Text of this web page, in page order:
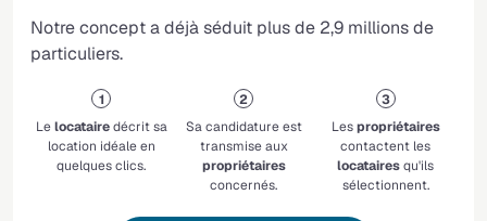
Notre concept a déjà séduit plus de 2,9 millions de
particuliers.
Lelocatairedécrit sa
location idéale en
quelques clics.
Sa candidature est
transmise aux
propriétaires
concernés.
Lespropriétaires
contactent les
locatairesqu'ils
sélectionnent.